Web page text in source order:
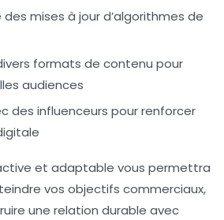
mises à jour d’algorithmes de
formats de contenu pour
audiences
des influenceurs pour renforcer
et adaptable vous permettra
vos objectifs commerciaux,
une relation durable avec